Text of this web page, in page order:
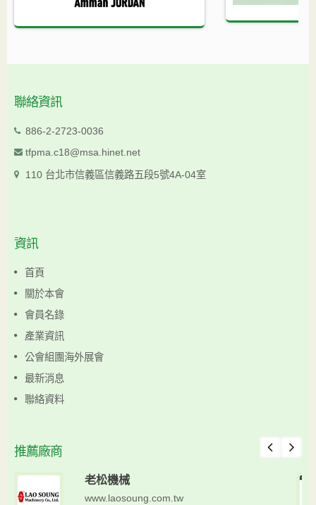
聯絡資訊
886-2-2723-0036
tfpma.c18@msa.hinet.net
110 台北市信義區信義路五段5號4A-04室
資訊
首頁
關於本會
會員名錄
產業資訊
公會組團海外展會
最新消息
聯絡資料
推薦廠商
老松機械
www.laosoung.com.tw